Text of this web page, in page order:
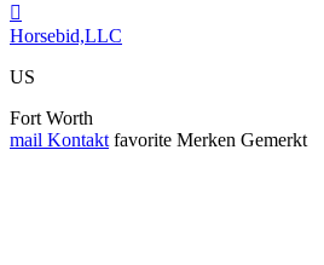

Horsebid,LLC
US
Fort Worth
mail Kontakt favorite Merken Gemerkt